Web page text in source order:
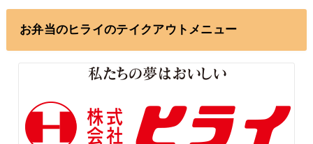
お弁当のヒライのテイクアウトメニュー